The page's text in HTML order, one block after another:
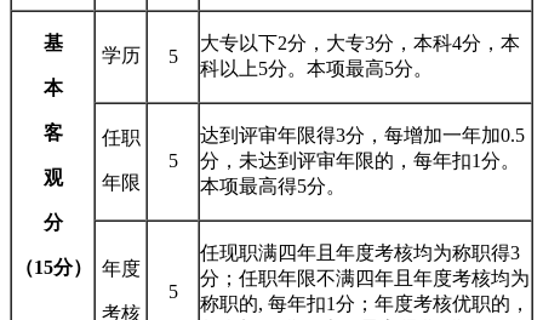
基
本
客
观
分
（15分）
学历 5
大专以下2分，大专3分，本科4分，本
科以上5分。本项最高5分。
任职
年限
5
达到评审年限得3分，每增加一年加0.5
分，未达到评审年限的，每年扣1分。
本项最高得5分。
年度
考核
5
任现职满四年且年度考核均为称职得3
分；任职年限不满四年且年度考核均为
称职的, 每年扣1分；年度考核优职的，